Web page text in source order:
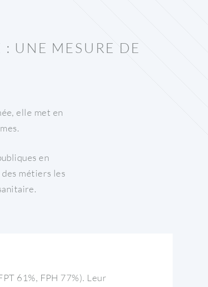
UNE MESURE DE
elle met en
en
métiers les
61%, FPH 77%). Leur